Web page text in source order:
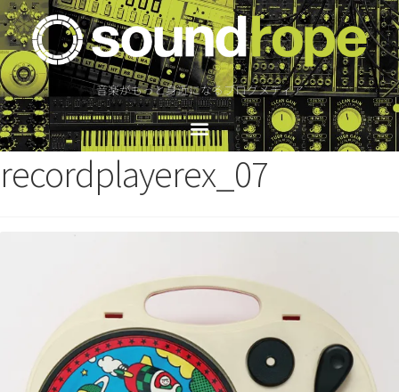
音楽がもっと身近になるブログメディア
recordplayerex_07